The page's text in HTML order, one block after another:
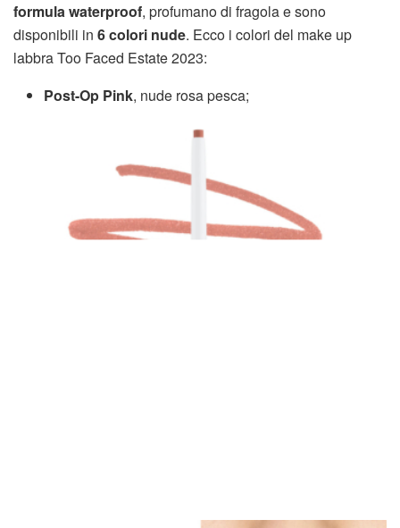
formula waterproof, profumano di fragola e sono
disponibili in 6 colori nude. Ecco i colori del make up
labbra Too Faced Estate 2023:
Post-Op Pink, nude rosa pesca;